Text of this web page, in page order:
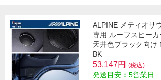
ALPINE メティオサ
専用 ルーフスピー
天井色ブラック向け
BK
53,147円 (税込)
発送目安：5営業日